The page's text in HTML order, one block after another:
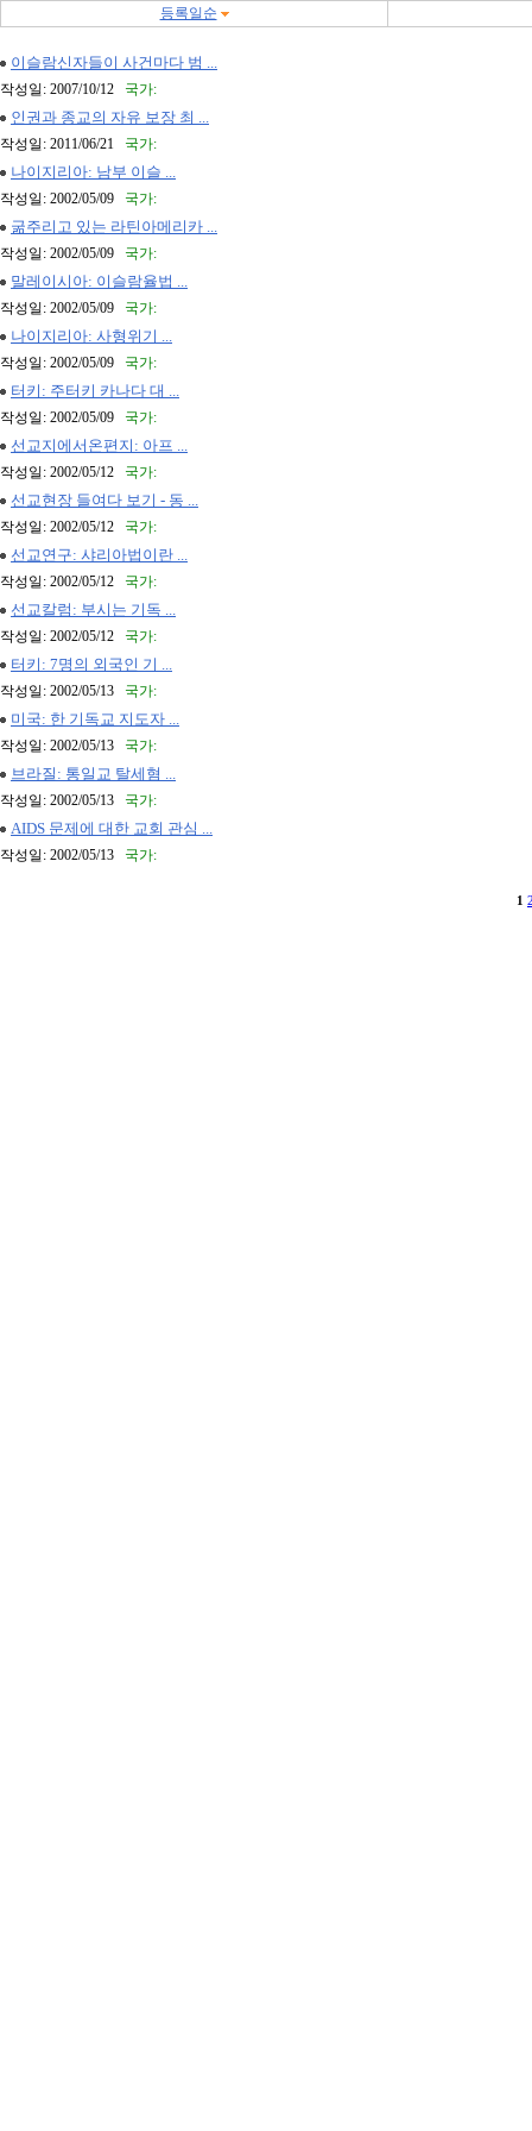
등록일순
이슬람신자들이 사건마다 범 ...
작성일: 2007/10/12 국가:
인권과 종교의 자유 보장 최 ...
작성일: 2011/06/21 국가:
나이지리아: 남부 이슬 ...
작성일: 2002/05/09 국가:
굶주리고 있는 라틴아메리카 ...
작성일: 2002/05/09 국가:
말레이시아: 이슬람율법 ...
작성일: 2002/05/09 국가:
나이지리아: 사형위기 ...
작성일: 2002/05/09 국가:
터키: 주터키 카나다 대 ...
작성일: 2002/05/09 국가:
선교지에서온편지: 아프 ...
작성일: 2002/05/12 국가:
선교현장 들여다 보기 - 동 ...
작성일: 2002/05/12 국가:
선교연구: 샤리아법이란 ...
작성일: 2002/05/12 국가:
선교칼럼: 부시는 기독 ...
작성일: 2002/05/12 국가:
터키: 7명의 외국인 기 ...
작성일: 2002/05/13 국가:
미국: 한 기독교 지도자 ...
작성일: 2002/05/13 국가:
브라질: 통일교 탈세혐 ...
작성일: 2002/05/13 국가:
AIDS 문제에 대한 교회 관심 ...
작성일: 2002/05/13 국가:
1